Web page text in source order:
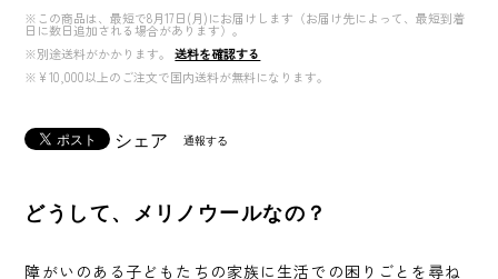
※この商品は、最短で8月17日(月)にお届けします（お届け先によって、最短到着
日に数日追加される場合があります）。
※別途送料がかかります。送料を確認する